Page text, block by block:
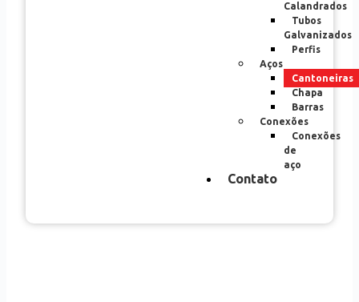
Calandrados
Tubos
Galvanizados
Perfis
Aços
Cantoneiras
Chapa
Barras
Conexões
Conexões
de
aço
Contato